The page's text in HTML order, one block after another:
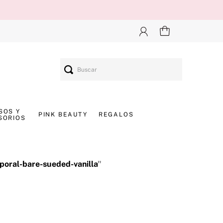
Y
PINK BEAUTY REGALOS
bare-sueded-vanilla"